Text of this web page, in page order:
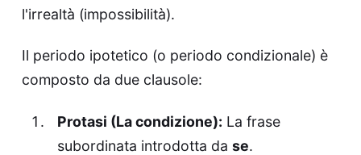
l'irrealtà (impossibilità).
Il periodo ipotetico (o periodo condizionale) è
composto da due clausole:
Protasi (La condizione): La frase
subordinata introdotta da se.